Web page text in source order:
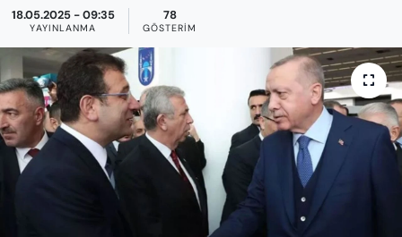
18.05.2025 - 09:35
YAYINLANMA
78
GÖSTERIM
KADIN
SAĞLIK
SPOR
KÜLTÜR-SANAT
Haber Arşivi